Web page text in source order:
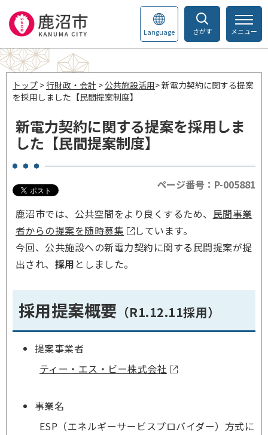
さがす
Language メニュー
トップ >行財政・会計 > 公共施設活用> 新電力契約に関する提案
を採用しました【民間提案制度】
新電力契約に関する提案を採用しま
した【民間提案制度】
ページ番号：P-005881
鹿沼市では、公共空間をより良くするため、 民間事業
者からの提案を随時募集
しています。
今回、公共施設への新電力契約に関する民間提案が提
出され、 採用 としました。
採用提案概要 （R1.12.11採用）
提案事業者
ティー・エス・ビー株式会社
事業名
ESP（エネルギーサービスプロバイダー）方式に